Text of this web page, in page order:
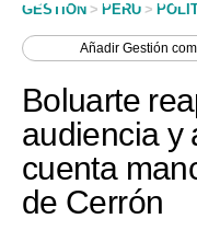
Economía
Mercados
Perú
GESTION > PERU >
AñadirGestión
Boluarte
audiencia y
cuenta
de Cerrón